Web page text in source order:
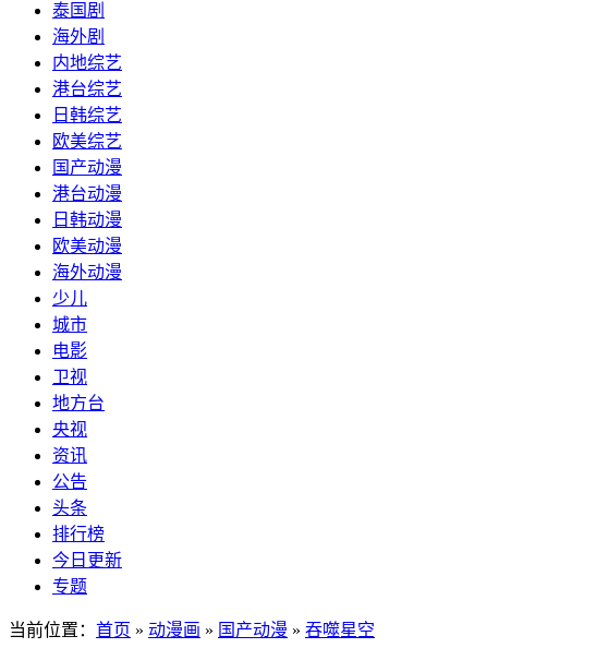
泰国剧
海外剧
内地综艺
港台综艺
日韩综艺
欧美综艺
国产动漫
港台动漫
日韩动漫
欧美动漫
海外动漫
少儿
城市
电影
卫视
地方台
央视
资讯
公告
头条
排行榜
今日更新
专题
当前位置： 首页 » 动漫画 » 国产动漫 » 吞噬星空